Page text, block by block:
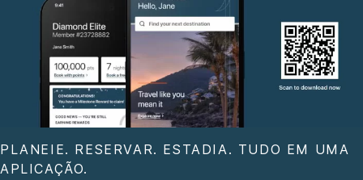
PLANEIE. RESERVAR. ESTADIA. TUDO EM UMA
APLICAÇÃO.